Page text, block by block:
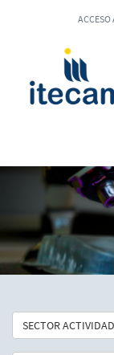
ACCESO
SECTOR